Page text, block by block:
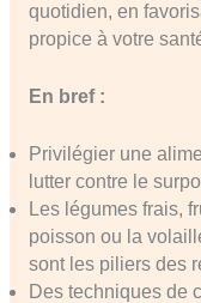
quotidien, en
propice à votre
En bref :
Privilégier une
lutter contre le
Les légumes frais,
poisson ou la
sont les piliers des
Des techniques de